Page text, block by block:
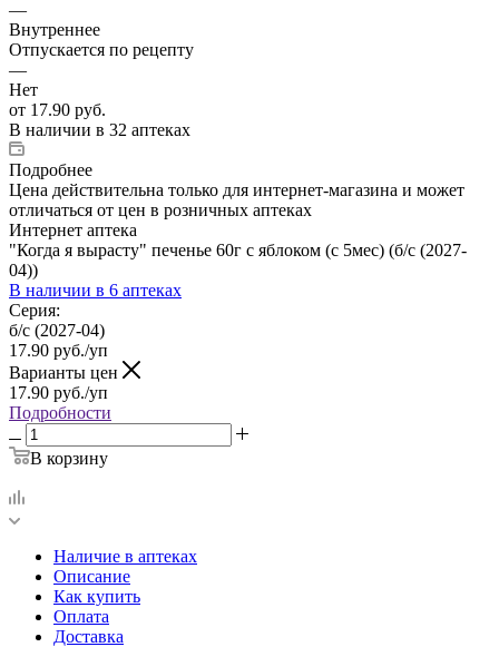
—
Внутреннее
Отпускается по рецепту
—
Нет
от 17.90 руб.
В наличии в 32 аптеках
Подробнее
Цена действительна только для интернет-магазина и может
отличаться от цен в розничных аптеках
Интернет аптека
"Когда я вырасту" печенье 60г с яблоком (с 5мес) (б/с (2027-
04))
В наличии в 6 аптеках
Серия:
б/с (2027-04)
17.90 руб./уп
Варианты цен
17.90 руб./уп
Подробности
В корзину
Наличие в аптеках
Описание
Как купить
Оплата
Доставка